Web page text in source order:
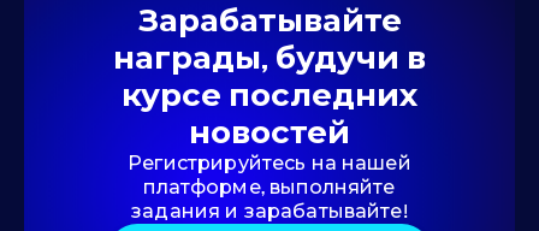
Зарабатывайте
награды, будучи в
курсе последних
новостей
Регистрируйтесь на нашей
платформе, выполняйте
задания и зарабатывайте!